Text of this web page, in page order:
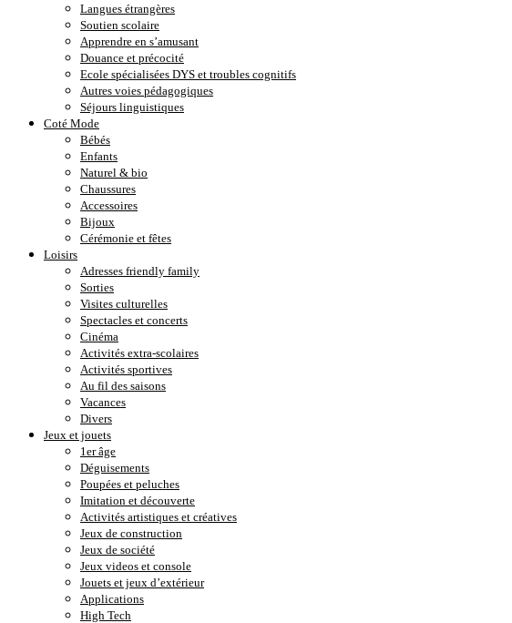
Langues étrangères
Soutien scolaire
Apprendre en s’amusant
Douance et précocité
Ecole spécialisées DYS et troubles cognitifs
Autres voies pédagogiques
Séjours linguistiques
Coté Mode
Bébés
Enfants
Naturel & bio
Chaussures
Accessoires
Bijoux
Cérémonie et fêtes
Loisirs
Adresses friendly family
Sorties
Visites culturelles
Spectacles et concerts
Cinéma
Activités extra-scolaires
Activités sportives
Au fil des saisons
Vacances
Divers
Jeux et jouets
1er âge
Déguisements
Poupées et peluches
Imitation et découverte
Activités artistiques et créatives
Jeux de construction
Jeux de société
Jeux videos et console
Jouets et jeux d’extérieur
Applications
High Tech